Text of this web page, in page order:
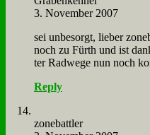
3. November 2007
sei un­be­sorgt, lie­ber
noch zu Fürth und ist
ter Rad­we­ge nun noch
Reply
zone­batt­ler